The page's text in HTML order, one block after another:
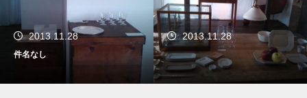
2013.11.28
件名なし
2013.11.28